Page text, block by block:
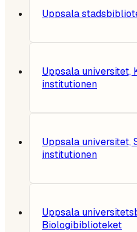
Uppsala
Uppsala universitet,
institutionen
Uppsala universitet,
institutionen
Uppsala
Biologibiblioteket